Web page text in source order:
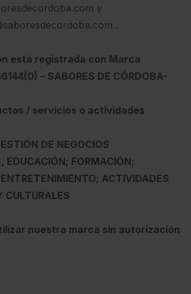
y
.
está registrada con Marca
– SABORES DE CÓRDOBA-
/ servicios o actividades
DE NEGOCIOS
EDUCACIÓN; FORMACIÓN;
ACTIVIDADES
CULTURALES
nuestra marca sin autorización